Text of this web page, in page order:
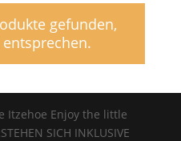
gefunden,
Itzehoe Enjoy the little
SICH INKLUSIVE